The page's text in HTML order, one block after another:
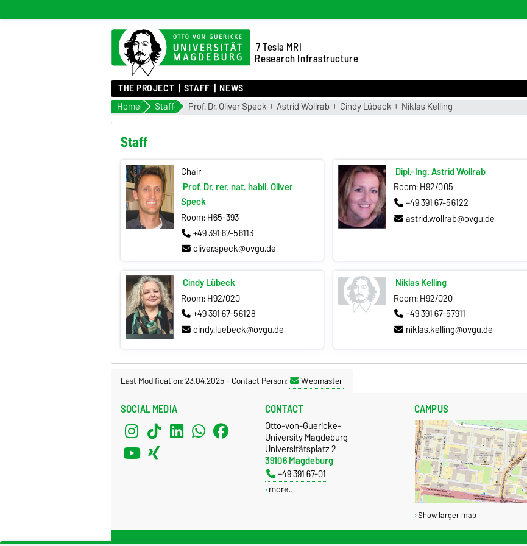
7 Tesla MRI
Research Infrastructure
THE PROJECT STAFF NEWS
Home Staff Prof. Dr. Oliver Speck Astrid Wollrab Cindy Lübeck Niklas Kelling
Staff
Chair
Prof. Dr. rer. nat. habil. Oliver
Speck
Room: H65-393
+49 391 67-56113
oliver.speck@ovgu.de
Dipl.-Ing. Astrid Wollrab
Room: H92/005
+49 391 67-56122
astrid.wollrab@ovgu.de
Cindy Lübeck
Room: H92/020
+49 391 67-56128
cindy.luebeck@ovgu.de
Niklas Kelling
Room: H92/020
+49 391 67-57911
niklas.kelling@ovgu.de
Last Modification: 23.04.2025-Contact Person: Webmaster
SOCIAL MEDIA CONTACT
Otto-von-Guericke-
University Magdeburg
Universitätsplatz 2
39106 Magdeburg
+49 391 67-01
more…
CAMPUS
Show larger map